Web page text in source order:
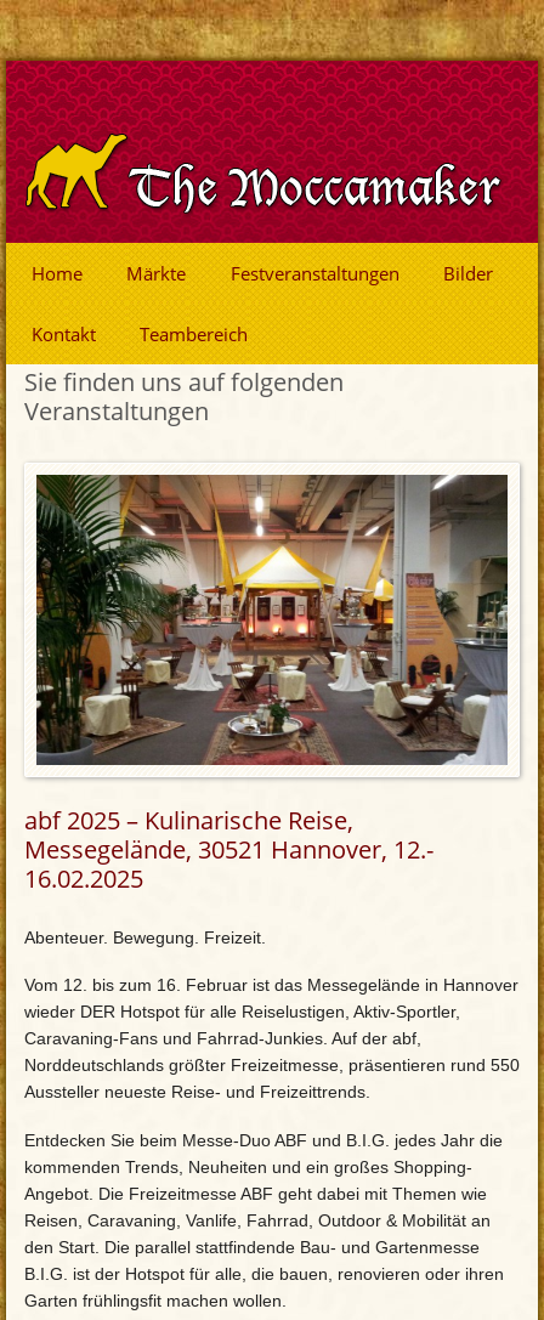
Home Märkte Festveranstaltungen Bilder
Kontakt Teambereich
Sie finden uns auf folgenden
Veranstaltungen
abf 2025 – Kulinarische Reise,
Messegelände, 30521 Hannover, 12.-
16.02.2025
Abenteuer. Bewegung. Freizeit.
Vom 12. bis zum 16. Februar ist das Messegelände in Hannover
wieder DER Hotspot für alle Reiselustigen, Aktiv-Sportler,
Caravaning-Fans und Fahrrad-Junkies. Auf der abf,
Norddeutschlands größter Freizeitmesse, präsentieren rund 550
Aussteller neueste Reise- und Freizeittrends.
Entdecken Sie beim Messe-Duo ABF und B.I.G. jedes Jahr die
kommenden Trends, Neuheiten und ein großes Shopping-
Angebot. Die Freizeitmesse ABF geht dabei mit Themen wie
Reisen, Caravaning, Vanlife, Fahrrad, Outdoor & Mobilität an
den Start. Die parallel stattfindende Bau- und Gartenmesse
B.I.G. ist der Hotspot für alle, die bauen, renovieren oder ihren
Garten frühlingsfit machen wollen.